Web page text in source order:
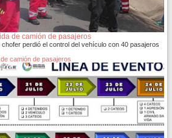
de camión de pasajeros
chofer perdió el control del vehículo con 40 pasajeros
camión de pasajeros